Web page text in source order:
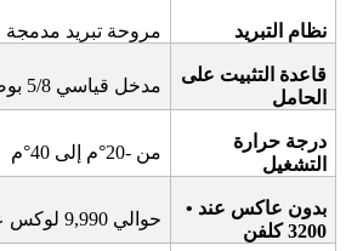
نظام التبريد مروحة تبريد مدمجة
قاعدة التثبيت على
الحامل
مدخل قياسي 5/8 بوصة
درجة حرارة
التشغيل
من -20°م إلى 40°م
• بدون عاكس عند
3200 كلفن
حوالي 9,990 لوكس على مسافة 1 متر